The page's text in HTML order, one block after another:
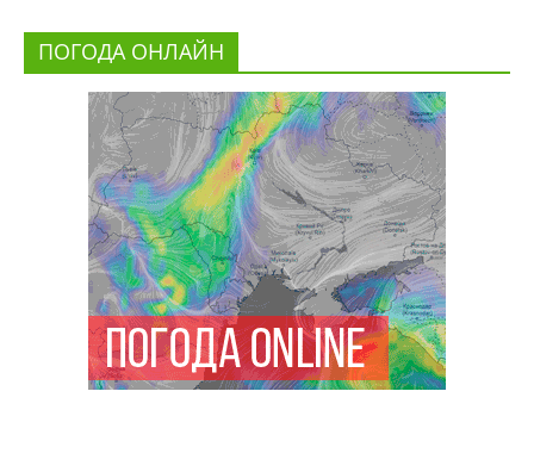
ПОГОДА ОНЛАЙН